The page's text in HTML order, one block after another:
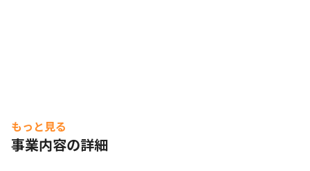
もっと見る
事業内容の詳細